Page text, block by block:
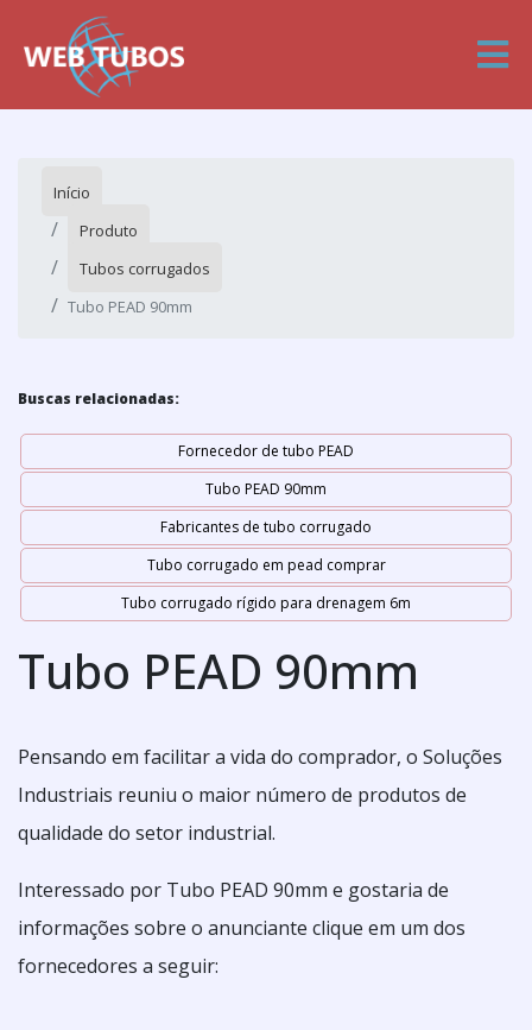
Início
Produto
Tubos corrugados
Tubo PEAD 90mm
Buscas relacionadas:
Fornecedor de tubo PEAD
Tubo PEAD 90mm
Fabricantes de tubo corrugado
Tubo corrugado em pead comprar
Tubo corrugado rígido para drenagem 6m
Tubo PEAD 90mm
Pensando em facilitar a vida do comprador, o Soluções
Industriais reuniu o maior número de produtos de
qualidade do setor industrial.
Interessado por Tubo PEAD 90mm e gostaria de
informações sobre o anunciante clique em um dos
fornecedores a seguir: